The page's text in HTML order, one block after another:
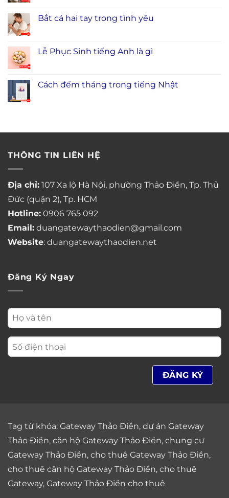
Bắt cá hai tay trong tình yêu
Lễ Phục Sinh tiếng Anh là gì
Cách đếm tháng trong tiếng Nhật
THÔNG TIN LIÊN HỆ
Địa chỉ: 107 Xa lộ Hà Nội, phường Thảo Điền, Tp. Thủ
Đức (quận 2), Tp. HCM
Hotline: 0906 765 092
Email: duangatewaythaodien@gmail.com
Website: duangatewaythaodien.net
Đăng Ký Ngay
Tag từ khóa: Gateway Thảo Điền, dự án Gateway
Thảo Điền, căn hộ Gateway Thảo Điền, chung cư
Gateway Thảo Điền, cho thuê Gateway Thảo Điền,
cho thuê căn hộ Gateway Thảo Điền, cho thuê
Gateway, Gateway Thảo Điền cho thuê